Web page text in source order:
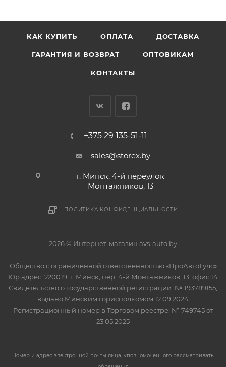
КАК КУПИТЬ ОПЛАТА ДОСТАВКА
ГАРАНТИЯ И ВОЗВРАТ ОПТОВИКАМ
КОНТАКТЫ
+375 29 135-51-11
sales@storex.by
г. Минск, 4-й переулок
Монтажников, 13
ПОЛИТИКА КОНФИДЕНЦИАЛЬНОСТИ
2026 © Интернет-магазин avs-auto.by
Общество с ограниченной ответственностью «ПроАвтоТулс»
Юр.адрес: 220019, г. Минск, пер. 4-й Монтажников, 13, офис 14
Свидетельство о государственной регистрации: № 193789155,
выдано Минским горисполкомом 12.09.2024
Регистрационный номер в Торговом реестре: № 749745 от
23.05.2025
Номер и адрес электронной почты лица, уполномоченного рассматривать